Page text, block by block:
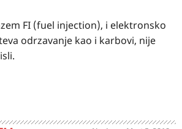
FI (fuel injection), i elektronsko
odrzavanje kao i karbovi, nije